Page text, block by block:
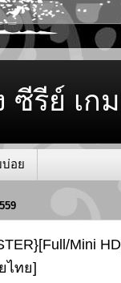
ซีรีย์ เก
อย
Mini
ไทย]